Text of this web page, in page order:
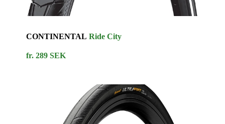
CONTINENTALRide City
fr. 289 SEK